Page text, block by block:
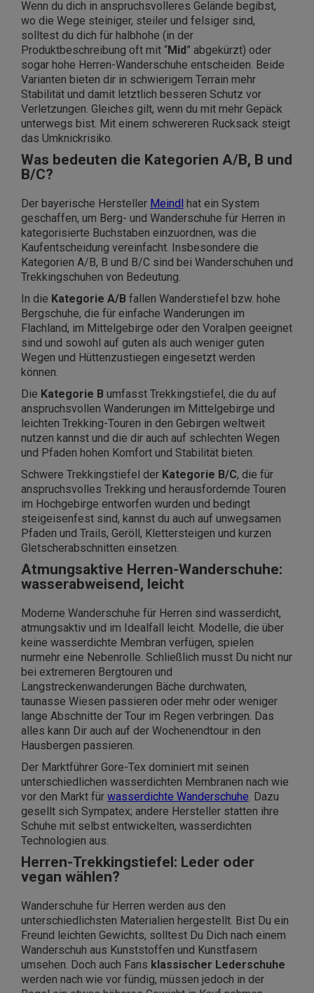
Wenn du dich in anspruchsvolleres Gelände begibst,
wo die Wege steiniger, steiler und felsiger sind,
solltest du dich für halbhohe (in der
Produktbeschreibung oft mit “Mid” abgekürzt) oder
sogar hohe Herren-Wanderschuhe entscheiden. Beide
Varianten bieten dir in schwierigem Terrain mehr
Stabilität und damit letztlich besseren Schutz vor
Verletzungen. Gleiches gilt, wenn du mit mehr Gepäck
unterwegs bist. Mit einem schwereren Rucksack steigt
das Umknickrisiko.
Was bedeuten die Kategorien A/B, B und
B/C?
Der bayerische Hersteller Meindl hat ein System
geschaffen, um Berg- und Wanderschuhe für Herren in
kategorisierte Buchstaben einzuordnen, was die
Kaufentscheidung vereinfacht. Insbesondere die
Kategorien A/B, B und B/C sind bei Wanderschuhen und
Trekkingschuhen von Bedeutung.
In die Kategorie A/B fallen Wanderstiefel bzw. hohe
Bergschuhe, die für einfache Wanderungen im
Flachland, im Mittelgebirge oder den Voralpen geeignet
sind und sowohl auf guten als auch weniger guten
Wegen und Hüttenzustiegen eingesetzt werden
können.
Die Kategorie B umfasst Trekkingstiefel, die du auf
anspruchsvollen Wanderungen im Mittelgebirge und
leichten Trekking-Touren in den Gebirgen weltweit
nutzen kannst und die dir auch auf schlechten Wegen
und Pfaden hohen Komfort und Stabilität bieten.
Schwere Trekkingstiefel der Kategorie B/C, die für
anspruchsvolles Trekking und herausfordernde Touren
im Hochgebirge entworfen wurden und bedingt
steigeisenfest sind, kannst du auch auf unwegsamen
Pfaden und Trails, Geröll, Klettersteigen und kurzen
Gletscherabschnitten einsetzen.
Atmungsaktive Herren-Wanderschuhe:
wasserabweisend, leicht
Moderne Wanderschuhe für Herren sind wasserdicht,
atmungsaktiv und im Idealfall leicht. Modelle, die über
keine wasserdichte Membran verfügen, spielen
nurmehr eine Nebenrolle. Schließlich musst Du nicht nur
bei extremeren Bergtouren und
Langstreckenwanderungen Bäche durchwaten,
taunasse Wiesen passieren oder mehr oder weniger
lange Abschnitte der Tour im Regen verbringen. Das
alles kann Dir auch auf der Wochenendtour in den
Hausbergen passieren.
Der Marktführer Gore-Tex dominiert mit seinen
unterschiedlichen wasserdichten Membranen nach wie
vor den Markt für wasserdichte Wanderschuhe. Dazu
gesellt sich Sympatex; andere Hersteller statten ihre
Schuhe mit selbst entwickelten, wasserdichten
Technologien aus.
Herren-Trekkingstiefel: Leder oder
vegan wählen?
Wanderschuhe für Herren werden aus den
unterschiedlichsten Materialien hergestellt. Bist Du ein
Freund leichten Gewichts, solltest Du Dich nach einem
Wanderschuh aus Kunststoffen und Kunstfasern
umsehen. Doch auch Fans klassischer Lederschuhe
werden nach wie vor fündig, müssen jedoch in der